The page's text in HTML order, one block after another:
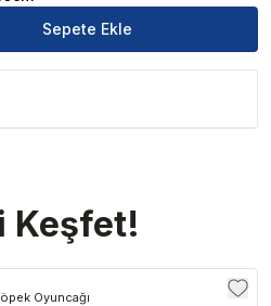
Sepete Ekle
Keşfet!
Oyuncağı